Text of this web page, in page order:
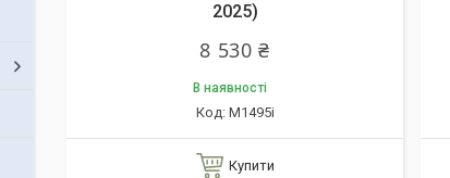
2025)
8 530 ₴
В наявності
M1495i
Купити